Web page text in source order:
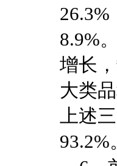
8.9%
增长
大类
上述
93.2%